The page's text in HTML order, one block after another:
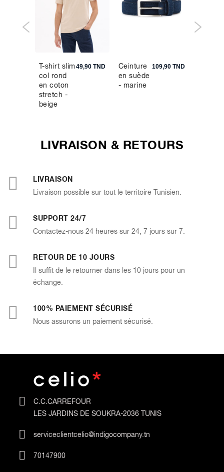
T-shirt slim
col rond
en coton
stretch -
beige
49,90 TND
Ceinture
en suède
- marine
109,90 TND
LIVRAISON & RETOURS
LIVRAISON
Livraison possible sur tout le territoire Tunisien.
SUPPORT 24/7
Contactez-nous 24 heures sur 24, 7 jours sur 7.
RETOUR DE 10 JOURS
Il suffit de le retourner dans les 10 jours pour un
échange.
100% PAIEMENT SÉCURISÉ
Nous assurons un paiement sécurisé.
C.C.CARREFOUR
LES JARDINS DE SOUKRA-2036 TUNIS
serviceclientcelio@indigocompany.tn
70147900